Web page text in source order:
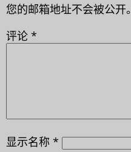
您的邮箱地址不会被公开。
评论 *
显示名称 *